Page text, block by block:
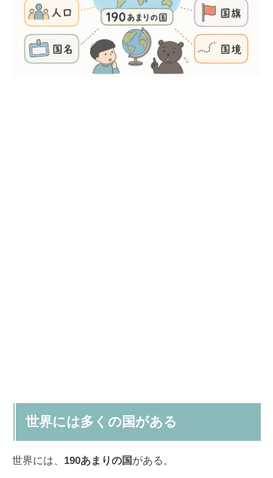
世界には多くの国がある
世界には、 190あまりの国 がある。